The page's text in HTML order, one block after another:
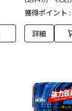
獲得ポイント :
詳細